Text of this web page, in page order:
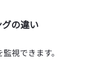
の違い
視できます。